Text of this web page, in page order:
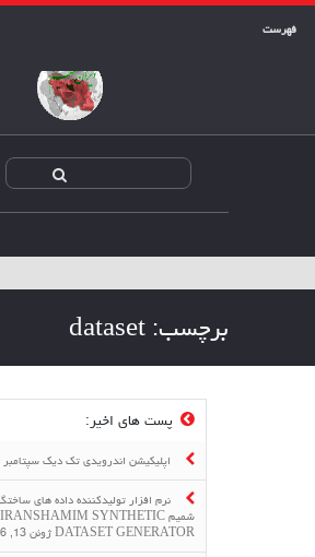
فهرست
برچسب: dataset
پست های اخیر:
اپلیکیشن اندرویدی تک دیک سپتامبر 30, 2019
نرم افزار تولیدکننده داده های
شمیم IRANSHAMIM SYNTHETIC
DATASET GENERATOR ژوئن 13, 2016